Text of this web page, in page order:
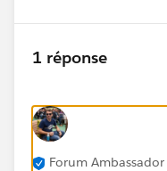
1 réponse
Forum Ambassador